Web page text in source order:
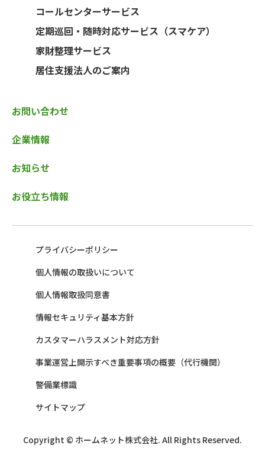
コールセンターサービス
定期巡回・随時対応サービス（スマケア）
家財整理サービス
居住支援法人のご案内
お問い合わせ
企業情報
お知らせ
お役立ち情報
プライバシーポリシー
個人情報の取扱いについて
個人情報取扱同意書
情報セキュリティ基本方針
カスタマーハラスメント対応方針
事業運営上開示すべき重要事項の概要（代行機関）
警備業標識
サイトマップ
Copyright © ホームネット株式会社. All Rights Reserved.